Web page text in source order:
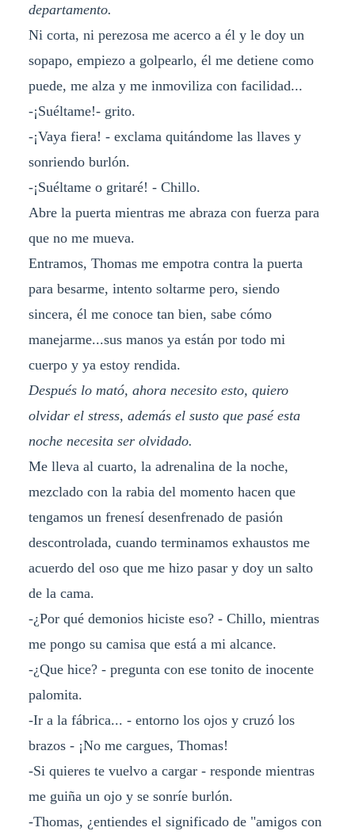
departamento.
Ni corta, ni perezosa me acerco a él y le doy un
sopapo, empiezo a golpearlo, él me detiene como
puede, me alza y me inmoviliza con facilidad...
-¡Suéltame!- grito.
-¡Vaya fiera! - exclama quitándome las llaves y
sonriendo burlón.
-¡Suéltame o gritaré! - Chillo.
Abre la puerta mientras me abraza con fuerza para
que no me mueva.
Entramos, Thomas me empotra contra la puerta
para besarme, intento soltarme pero, siendo
sincera, él me conoce tan bien, sabe cómo
manejarme...sus manos ya están por todo mi
cuerpo y ya estoy rendida.
Después lo mató, ahora necesito esto, quiero
olvidar el stress, además el susto que pasé esta
noche necesita ser olvidado.
Me lleva al cuarto, la adrenalina de la noche,
mezclado con la rabia del momento hacen que
tengamos un frenesí desenfrenado de pasión
descontrolada, cuando terminamos exhaustos me
acuerdo del oso que me hizo pasar y doy un salto
de la cama.
-¿Por qué demonios hiciste eso? - Chillo, mientras
me pongo su camisa que está a mi alcance.
-¿Que hice? - pregunta con ese tonito de inocente
palomita.
-Ir a la fábrica... - entorno los ojos y cruzó los
brazos - ¡No me cargues, Thomas!
-Si quieres te vuelvo a cargar - responde mientras
me guiña un ojo y se sonríe burlón.
-Thomas, ¿entiendes el significado de "amigos con